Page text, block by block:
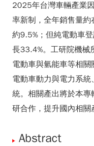
2025年台灣車輛產業
率新制，全年銷售量
約9.5%；但純電動車
長33.4%。工研院機械
電動車與氫能車等相關
電動車動力與電力系
統。相關產出將於本
研合作，提升國內相關
Abstract